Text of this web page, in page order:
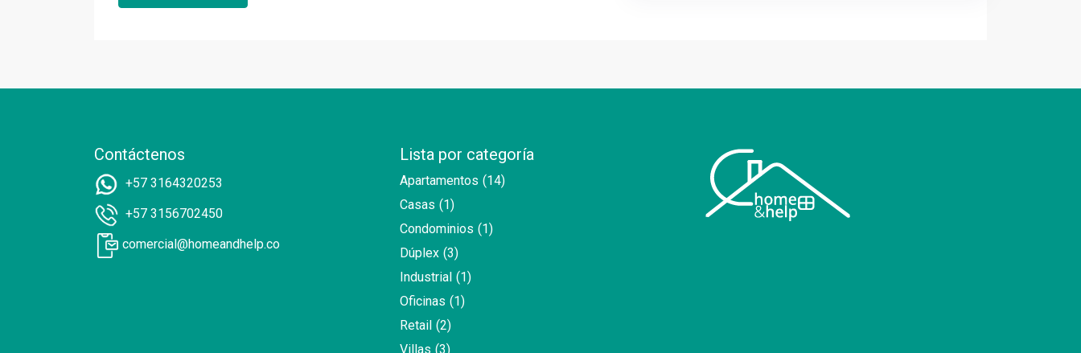
Contáctenos
+57 3164320253
+57 3156702450
comercial@homeandhelp.co
Lista por categoría
Apartamentos (14)
Casas (1)
Condominios (1)
Dúplex (3)
Industrial (1)
Oficinas (1)
Retail (2)
Villas (3)